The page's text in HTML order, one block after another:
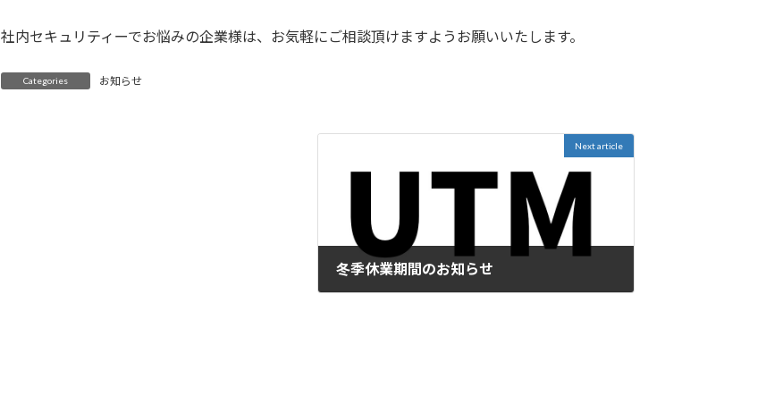
社内セキュリティーでお悩みの企業様は、お気軽にご相談頂けますようお願いいたします。
Categories お知らせ
Next article
冬季休業期間のお知らせ